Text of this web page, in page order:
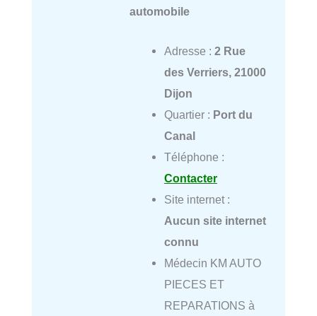
automobile
Adresse : 2 Rue
des Verriers, 21000
Dijon
Quartier : Port du
Canal
Téléphone :
Contacter
Site internet :
Aucun site internet
connu
Médecin KM AUTO
PIECES ET
REPARATIONS à